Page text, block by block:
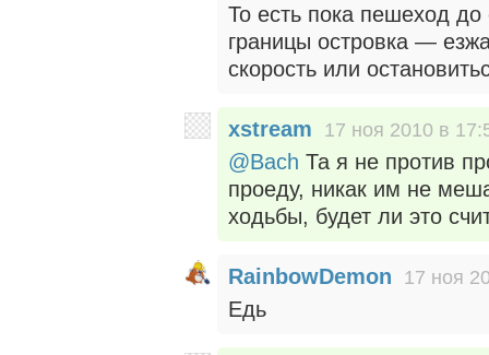
То есть пока пешеход
границы островка —
скорость или
xstream 17 ноя 2010 в
@Bach Та я не против
проеду, никак им не
ходьбы, будет ли это
RainbowDemon 17 ноя
Едь